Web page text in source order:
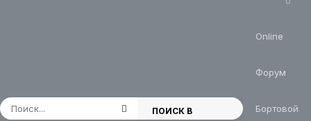
ПОИСК В
Online
Форум
Бортовой